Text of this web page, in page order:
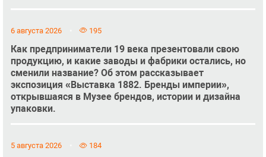
6 августа 2026 195
Как предприниматели 19 века презентовали свою
продукцию, и какие заводы и фабрики остались, но
сменили название? Об этом рассказывает
экспозиция «Выставка 1882. Бренды империи»,
открывшаяся в Музее брендов, истории и дизайна
упаковки.
5 августа 2026 184